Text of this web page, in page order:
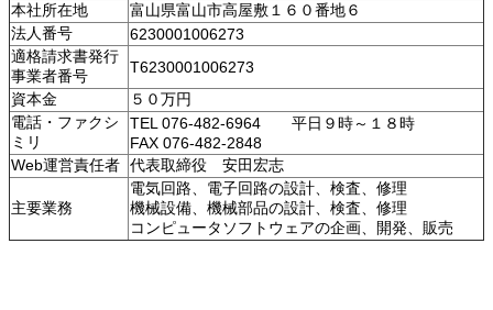
本社所在地
富山県富山市高屋敷１６０番地６
法人番号
6230001006273
適格請求書発行
事業者番号
T6230001006273
資本金
５０万円
電話・ファクシ
ミリ
TEL 076-482-6964 平日９時～１８時
FAX 076-482-2848
Web運営責任者 代表取締役 安田宏志
主要業務
電気回路、電子回路の設計、検査、修理
機械設備、機械部品の設計、検査、修理
コンピュータソフトウェアの企画、開発、販売